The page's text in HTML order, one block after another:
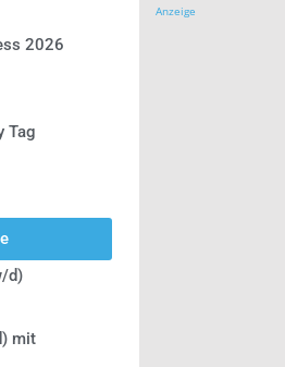
2026
Tag
d)
mit
Anzeige